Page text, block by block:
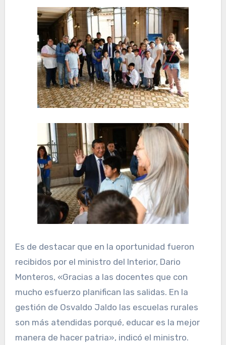
Es de destacar que en la oportunidad fueron
recibidos por el ministro del Interior, Dario
Monteros, «Gracias a las docentes que con
mucho esfuerzo planifican las salidas. En la
gestión de Osvaldo Jaldo las escuelas rurales
son más atendidas porqué, educar es la mejor
manera de hacer patria», indicó el ministro.